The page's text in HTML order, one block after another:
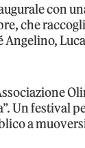
con
che
Un festival
a